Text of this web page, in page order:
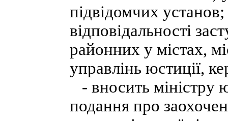
підвідомчих
відповідальності
районних у містах,
управлінь юстиції,
- вносить міністру
подання про